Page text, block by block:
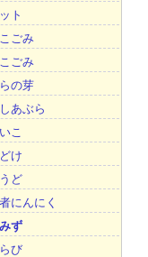
ト
ごみ
ごみ
の芽
あぶら
こ
け
ど
にんにく
ず
び